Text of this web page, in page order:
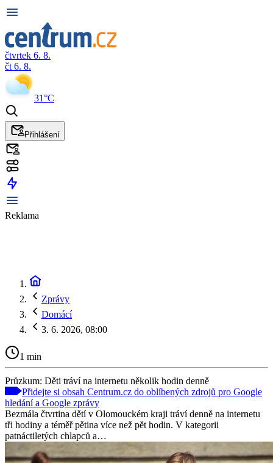
čtvrtek 6. 8.
čt 6. 8.
31°C
Přihlášení
Reklama
Zprávy
Domácí
3. 6. 2026, 08:00
1 min
Průzkum: Děti tráví na internetu několik hodin denně
Přidejte si obsah Centrum.cz do oblíbených zdrojů pro Google
hledání a Google zprávy
Bezmála čtvrtina dětí v Olomouckém kraji tráví denně na internetu
tři hodiny a téměř pětina více než pět hodin. V kategorii
patnáctiletých chlapců a…